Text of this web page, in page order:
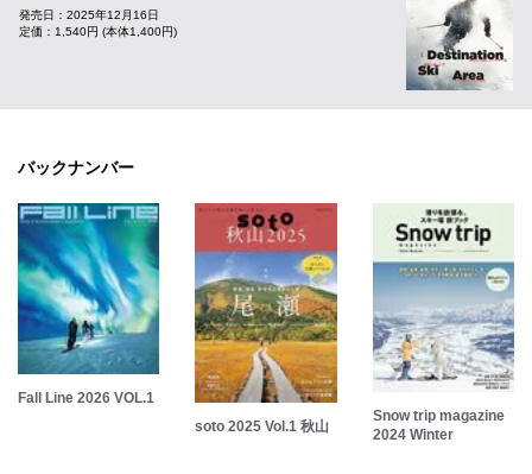
発売日：2025年12月16日
定価：1,540円 (本体1,400円)
バックナンバー
Fall Line 2026 VOL.1
soto 2025 Vol.1 秋山
Snow trip magazine
2024 Winter